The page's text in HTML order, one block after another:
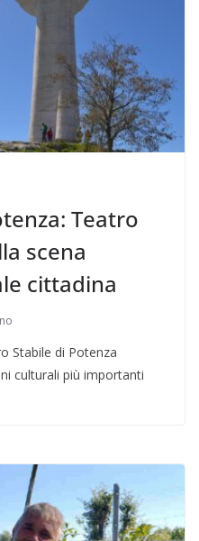
Teatro
scena
cittadina
Stabile di Potenza
culturali più importanti